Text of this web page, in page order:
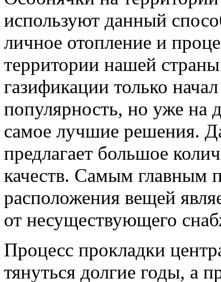
используют данный
личное отопление и
территории нашей
газификации только
популярность, но уже на
самое лучшие решения.
предлагает большое
качеств. Самым главным
расположения вещей
от несуществующего
Процесс прокладки
тянуться долгие годы, а